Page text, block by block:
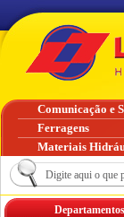
Departamentos
Comunicação e
Ferragens
Materiais